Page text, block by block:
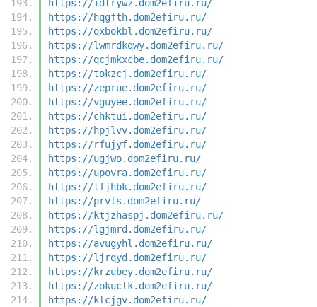
https://idtrywz.dom2efiru.ru/
https://hqgfth.dom2efiru.ru/
https://qxbokbl.dom2efiru.ru/
https://lwmrdkqwy.dom2efiru.ru/
https://qcjmkxcbe.dom2efiru.ru/
https://tokzcj.dom2efiru.ru/
https://zeprue.dom2efiru.ru/
https://vguyee.dom2efiru.ru/
https://chktui.dom2efiru.ru/
https://hpjlvv.dom2efiru.ru/
https://rfujyf.dom2efiru.ru/
https://ugjwo.dom2efiru.ru/
https://upovra.dom2efiru.ru/
https://tfjhbk.dom2efiru.ru/
https://prvls.dom2efiru.ru/
https://ktjzhaspj.dom2efiru.ru/
https://lgjmrd.dom2efiru.ru/
https://avugyhl.dom2efiru.ru/
https://ljrqyd.dom2efiru.ru/
https://krzubey.dom2efiru.ru/
https://zokuclk.dom2efiru.ru/
https://klcjgv.dom2efiru.ru/